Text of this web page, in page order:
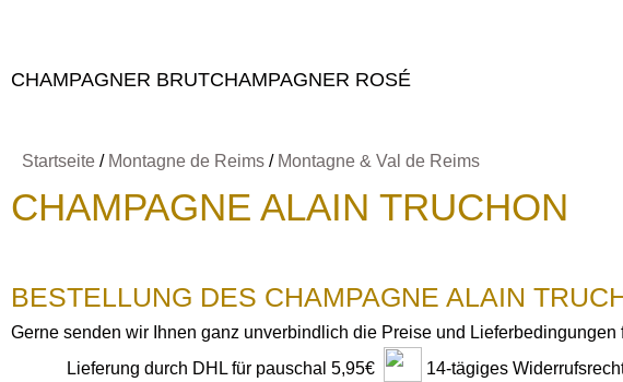
CHAMPAGNER BRUTCHAMPAGNER ROSÉ
Startseite / Montagne de Reims / Montagne & Val de Reims
CHAMPAGNE ALAIN TRUCHON
BESTELLUNG DES CHAMPAGNE ALAIN
Gerne senden wir Ihnen ganz unverbindlich die Preise und
Lieferung durch DHL für pauschal 5,95€
14-tägiges